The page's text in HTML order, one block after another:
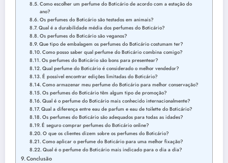
Como escolher um perfume do Boticário de acordo com a estação do
ano?
Os perfumes do Boticário são testados em animais?
Qual é a durabilidade média dos perfumes do Boticário?
Os perfumes do Boticário são veganos?
Que tipo de embalagem os perfumes do Boticário costumam ter?
Como posso saber qual perfume do Boticário combina comigo?
Os perfumes do Boticário são bons para presentear?
Qual perfume do Boticário é considerado o melhor vendedor?
É possível encontrar edições limitadas do Boticário?
Como armazenar meu perfume do Boticário para melhor conservação?
Os perfumes do Boticário têm algum tipo de promoção?
Qual é o perfume do Boticário mais conhecido internacionalmente?
Qual a diferença entre eau de parfum e eau de toilette do Boticário?
Os perfumes do Boticário são adequados para todas as idades?
É seguro comprar perfumes do Boticário online?
O que os clientes dizem sobre os perfumes do Boticário?
Como aplicar o perfume do Boticário para uma melhor fixação?
Qual é o perfume do Boticário mais indicado para o dia a dia?
Conclusão